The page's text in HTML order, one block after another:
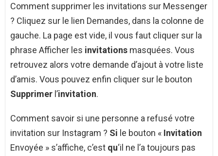
Comment supprimer les invitations sur Messenger
? Cliquez sur le lien Demandes, dans la colonne de
gauche. La page est vide, il vous faut cliquer sur la
phrase Afficher les invitations masquées. Vous
retrouvez alors votre demande d’ajout à votre liste
d’amis. Vous pouvez enfin cliquer sur le bouton
Supprimer l’invitation.
Comment savoir si une personne a refusé votre
invitation sur Instagram ? Si le bouton « Invitation
Envoyée » s’affiche, c’est qu‘il ne l’a toujours pas